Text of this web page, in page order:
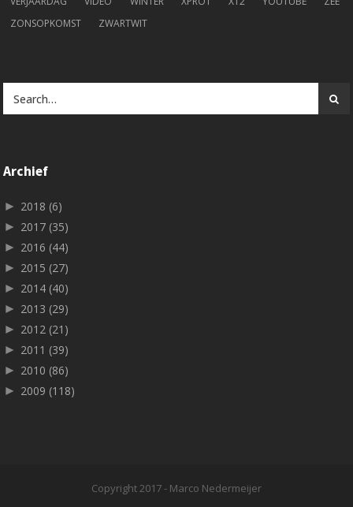
ZONSOPKOMST
ZWARTWIT
Archief
► 2018 (6)
► 2017 (35)
► 2016 (44)
► 2015 (27)
► 2014 (40)
► 2013 (29)
► 2012 (21)
► 2011 (39)
► 2010 (86)
► 2009 (118)
Copyright 2017 - Marco Nedermeijer